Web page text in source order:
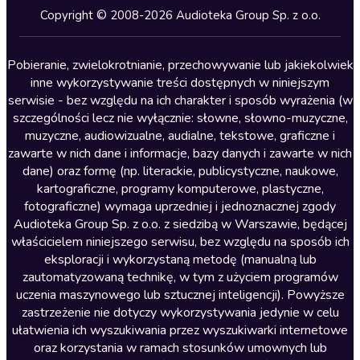
Kryminały
Lektury szkolne
Literatura anglojęzyczna
Literatura faktu
Literatura obyczajowa
Literatura piękna obca
Literatura piękna polska
Nagrania relaksacyjne
Nauka języków
Nauki humanistyczne
Podcasty i audycje
Polityka
Prasa
Copyright © 2008-2026 Audioteka Group Sp. z o.o.
Pobieranie, zwielokrotnianie, przechowywanie lub jakiekolwiek
inne wykorzystywanie treści dostępnych w niniejszym
serwisie - bez względu na ich charakter i sposób wyrażenia (w
szczególności lecz nie wyłącznie: słowne, słowno-muzyczne,
muzyczne, audiowizualne, audialne, tekstowe, graficzne i
zawarte w nich dane i informacje, bazy danych i zawarte w nich
dane) oraz formę (np. literackie, publicystyczne, naukowe,
kartograficzne, programy komputerowe, plastyczne,
fotograficzne) wymaga uprzedniej i jednoznacznej zgody
Audioteka Group Sp. z o.o. z siedzibą w Warszawie, będącej
właścicielem niniejszego serwisu, bez względu na sposób ich
eksploracji i wykorzystaną metodę (manualną lub
zautomatyzowaną technikę, w tym z użyciem programów
uczenia maszynowego lub sztucznej inteligencji). Powyższe
zastrzeżenie nie dotyczy wykorzystywania jedynie w celu
ułatwienia ich wyszukiwania przez wyszukiwarki internetowe
oraz korzystania w ramach stosunków umownych lub